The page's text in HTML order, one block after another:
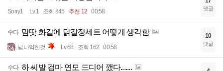
Sorry1 Lv.1 조회 845 추천 12 00:58 댓글
수다 맘땃 화갈에 닭갈정세트 어떻게 생각함
넘나약한것 Lv.68 조회 162 00:58
10
댓글
수다 하 씨발 검마 연모 드디어 깼다.......